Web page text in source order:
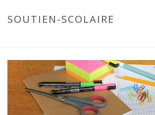
SOUTIEN-SCOLAIRE